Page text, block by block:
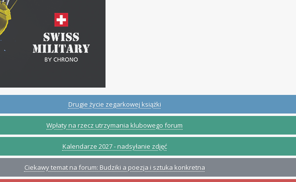
Drugie życie zegarkowej książki
Wpłaty na rzecz utrzymania klubowego forum
Kalendarze 2027 - nadsyłanie zdjęć
Ciekawy temat na forum: Budziki a poezja i sztuka konkretna